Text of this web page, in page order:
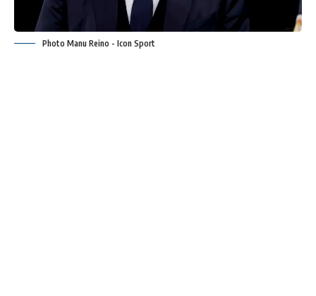
Photo Manu Reino - Icon Sport